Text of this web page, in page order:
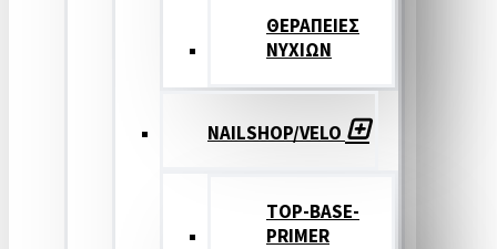
ΘΕΡΑΠΕΙΕΣ
ΝΥΧΙΩΝ
NAILSHOP/VELO
TOP-BASE-
PRIMER